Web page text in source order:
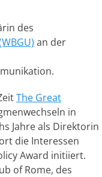
des
an der
The Great
in
Jahre als Direktorin
die Interessen
Award initiiert.
of Rome, des